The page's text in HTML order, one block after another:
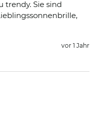
trendy. Sie sind
vor 1 Jahr